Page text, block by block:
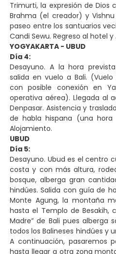
Trimurti, la expresión de
Brahma (el creador) y
paseo entre los santuarios
Candi Sewu. Regreso al hotel
YOGYAKARTA - UBUD
Día 4:
Desayuno. A la hora
salida en vuelo a Bali.
con posible conexión en
operativa aérea). Llegada al
Denpasar. Asistencia y
de habla hispana (una hora
Alojamiento.
UBUD
Día 5:
Desayuno. Ubud es el centro
costa y con más altura,
bosque, alberga gran
hindúes. Salida con guía de
Monte Agung, la montaña
hasta el Templo de Besakih,
Madre” de Bali pues alberga
todos los Balineses hindúes y
A continuación, pasaremos
hasta llegar a otra zona